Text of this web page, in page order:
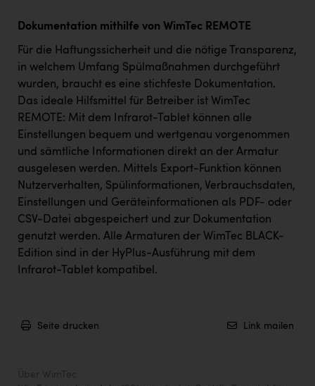
Dokumentation mithilfe von WimTec REMOTE
Für die Haftungssicherheit und die nötige Transparenz,
in welchem Umfang Spülmaßnahmen durchgeführt
wurden, braucht es eine stichfeste Dokumentation.
Das ideale Hilfsmittel für Betreiber ist WimTec
REMOTE: Mit dem Infrarot-Tablet können alle
Einstellungen bequem und wertgenau vorgenommen
und sämtliche Informationen direkt an der Armatur
ausgelesen werden. Mittels Export-Funktion können
Nutzerverhalten, Spülinformationen, Verbrauchsdaten,
Einstellungen und Geräteinformationen als PDF- oder
CSV-Datei abgespeichert und zur Dokumentation
genutzt werden. Alle Armaturen der WimTec BLACK-
Edition sind in der HyPlus-Ausführung mit dem
Infrarot-Tablet kompatibel.
Seite drucken Link mailen